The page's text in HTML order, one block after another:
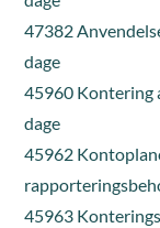
47382
dage
45960 Kontering
dage
45962
45963